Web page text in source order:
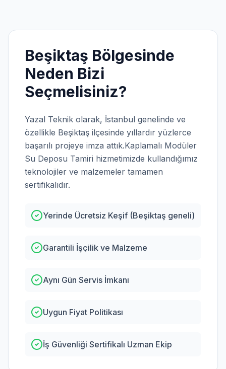
Beşiktaş Bölgesinde
Neden Bizi
Seçmelisiniz?
Yazal Teknik olarak, İstanbul genelinde ve
özellikle Beşiktaş ilçesinde yıllardır yüzlerce
başarılı projeye imza attık.Kaplamalı Modüler
Su Deposu Tamiri hizmetimizde kullandığımız
teknolojiler ve malzemeler tamamen
sertifikalıdır.
Yerinde Ücretsiz Keşif (Beşiktaş geneli)
Garantili İşçilik ve Malzeme
Aynı Gün Servis İmkanı
Uygun Fiyat Politikası
İş Güvenliği Sertifikalı Uzman Ekip